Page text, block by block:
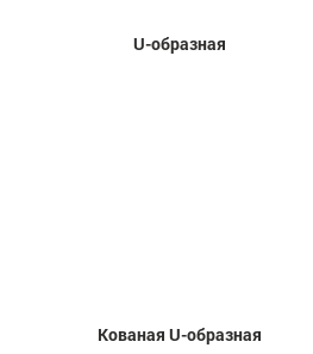
U-образная
Кованая U-образная